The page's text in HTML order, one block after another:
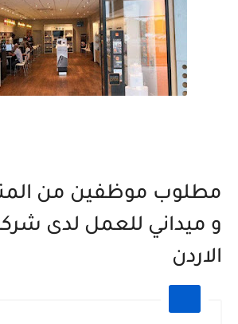
مطلوب موظفين من
و ميداني للعمل لدى
الاردن